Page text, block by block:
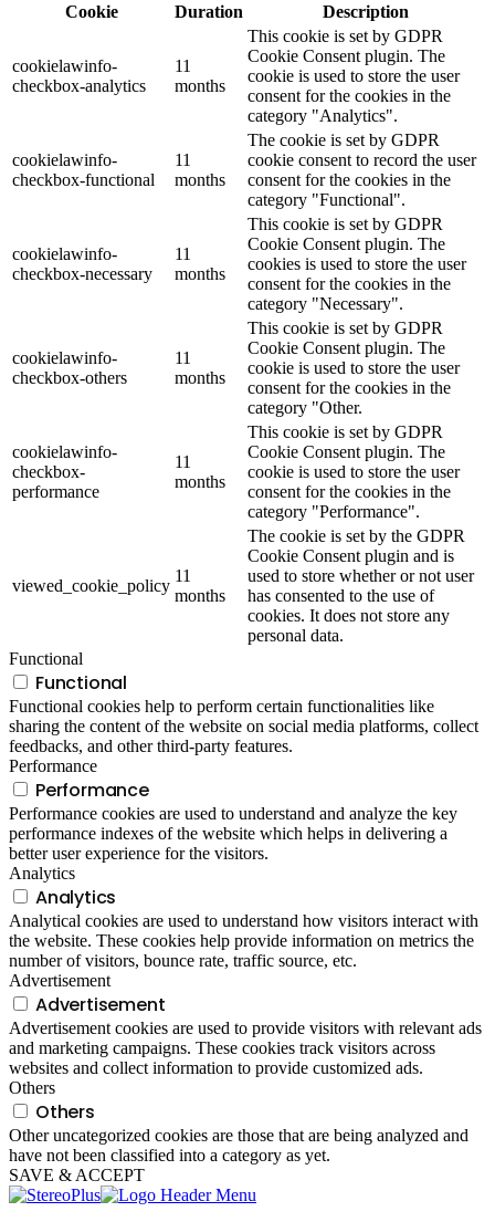
Cookie
Duration Description
cookielawinfo-
checkbox-analytics
11
months
This cookie is set by GDPR
Cookie Consent plugin. The
cookie is used to store the user
consent for the cookies in the
category "Analytics".
cookielawinfo-
checkbox-functional
11
months
The cookie is set by GDPR
cookie consent to record the user
consent for the cookies in the
category "Functional".
cookielawinfo-
checkbox-necessary
11
months
This cookie is set by GDPR
Cookie Consent plugin. The
cookies is used to store the user
consent for the cookies in the
category "Necessary".
cookielawinfo-
checkbox-others
11
months
This cookie is set by GDPR
Cookie Consent plugin. The
cookie is used to store the user
consent for the cookies in the
category "Other.
cookielawinfo-
checkbox-
performance
11
months
This cookie is set by GDPR
Cookie Consent plugin. The
cookie is used to store the user
consent for the cookies in the
category "Performance".
viewed_cookie_policy
11
months
The cookie is set by the GDPR
Cookie Consent plugin and is
used to store whether or not user
has consented to the use of
cookies. It does not store any
personal data.
Functional
Functional
Functional cookies help to perform certain functionalities like
sharing the content of the website on social media platforms, collect
feedbacks, and other third-party features.
Performance
Performance
Performance cookies are used to understand and analyze the key
performance indexes of the website which helps in delivering a
better user experience for the visitors.
Analytics
Analytics
Analytical cookies are used to understand how visitors interact with
the website. These cookies help provide information on metrics the
number of visitors, bounce rate, traffic source, etc.
Advertisement
Advertisement
Advertisement cookies are used to provide visitors with relevant ads
and marketing campaigns. These cookies track visitors across
websites and collect information to provide customized ads.
Others
Others
Other uncategorized cookies are those that are being analyzed and
have not been classified into a category as yet.
SAVE & ACCEPT